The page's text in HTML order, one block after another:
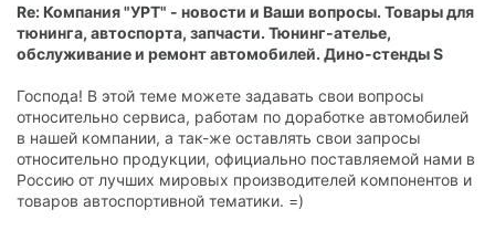
Re: Компания "УРТ" - новости и Ваши вопросы. Товары для
тюнинга, автоспорта, запчасти. Тюнинг-ателье,
обслуживание и ремонт автомобилей. Дино-стенды S
Господа! В этой теме можете задавать свои вопросы
относительно сервиса, работам по доработке автомобилей
в нашей компании, а так-же оставлять свои запросы
относительно продукции, официально поставляемой нами в
Россию от лучших мировых производителей компонентов и
товаров автоспортивной тематики. =)